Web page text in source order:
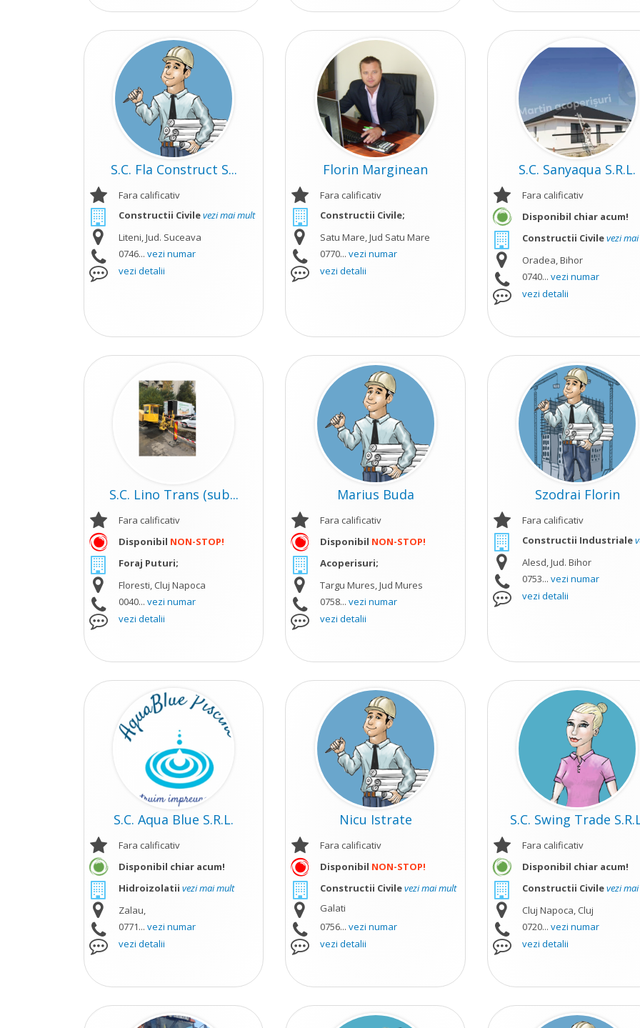
S.C. Fla Construct S...
Fara calificativ
Constructii Civilevezi mai mult
Liteni, Jud. Suceava
0746... vezi numar
vezi detalii
Florin Marginean
Fara calificativ
Constructii Civile;
Satu Mare, Jud Satu Mare
0770...vezi numar
vezi detalii
S.C. Sanyaqua S.R.L.
Fara calificativ
Disponibil chiar acum!
Constructii Civilevezi
Oradea, Bihor
0740... vezi numar
vezi detalii
S.C. Lino Trans (sub...
Fara calificativ
Disponibil NON-STOP!
Foraj Puturi;
Floresti, Cluj Napoca
0040... vezi numar
vezi detalii
Marius Buda
Fara calificativ
Disponibil NON-STOP!
Acoperisuri;
Targu Mures, Jud Mures
0758...vezi numar
vezi detalii
Szodrai Florin
Fara calificativ
Constructii Industriale
Alesd, Jud. Bihor
0753... vezi numar
vezi detalii
S.C. Aqua Blue S.R.L.
Fara calificativ
Disponibil chiar acum!
Hidroizolatii vezi mai mult
Zalau,
0771... vezi numar
vezi detalii
Nicu Istrate
Fara calificativ
Disponibil NON-STOP!
Constructii Civilevezi mai mult
Galati
0756...vezi numar
vezi detalii
S.C. Swing Trade
Fara calificativ
Disponibil chiar acum!
Constructii Civilevezi
Cluj Napoca, Cluj
0720... vezi numar
vezi detalii